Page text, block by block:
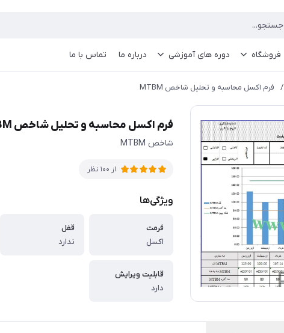
فروشگاه دوره های آموزشی درباره ما تماس با ما
/ فرم اکسل محاسبه و تحلیل شاخص MTBM
فرم اکسل محاسبه و تحلیل شاخص MTBM
شاخص MTBM
از 100 نظر
ویژگی‌ها
فرمت
اکسل
قفل
ندارد
قابلیت ویرایش
دارد